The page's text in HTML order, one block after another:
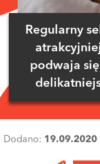
Regularny
podwaja
Dodano: 19.09.2020